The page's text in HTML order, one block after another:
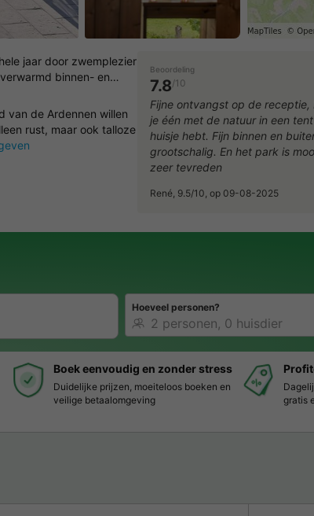
foto's
Beoordeling
7.8/10
Fijne ontvangst op de
je één met de natuur in een
huisje hebt. Fijn binnen en
grootschalig. En het park is
zeer tevreden
René, 9.5/10, op 09-08-2025
jaar door zwemplezier
binnen- en
van de Ardennen willen
rust, maar ook talloze
Hoeveel personen?
Boek eenvoudig en zonder stress
Duidelijke prijzen, moeiteloos boeken en
veilige betaalomgeving
gratis